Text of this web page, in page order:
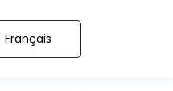
Français